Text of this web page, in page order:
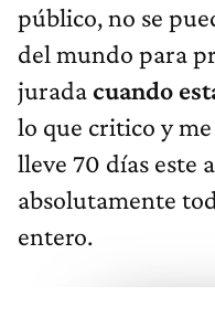
público, no se
del mundo para
juradacuando
lo que critico y
lleve 70 días este
absolutamente
entero.